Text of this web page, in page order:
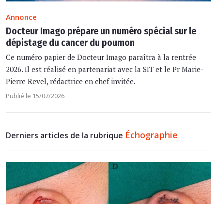
Annonce
Docteur Imago prépare un numéro spécial sur le
dépistage du cancer du poumon
Ce numéro papier de Docteur Imago paraîtra à la rentrée
2026. Il est réalisé en partenariat avec la SIT et le Pr Marie-
Pierre Revel, rédactrice en chef invitée.
Publié le 15/07/2026
Derniers articles de la rubrique Échographie